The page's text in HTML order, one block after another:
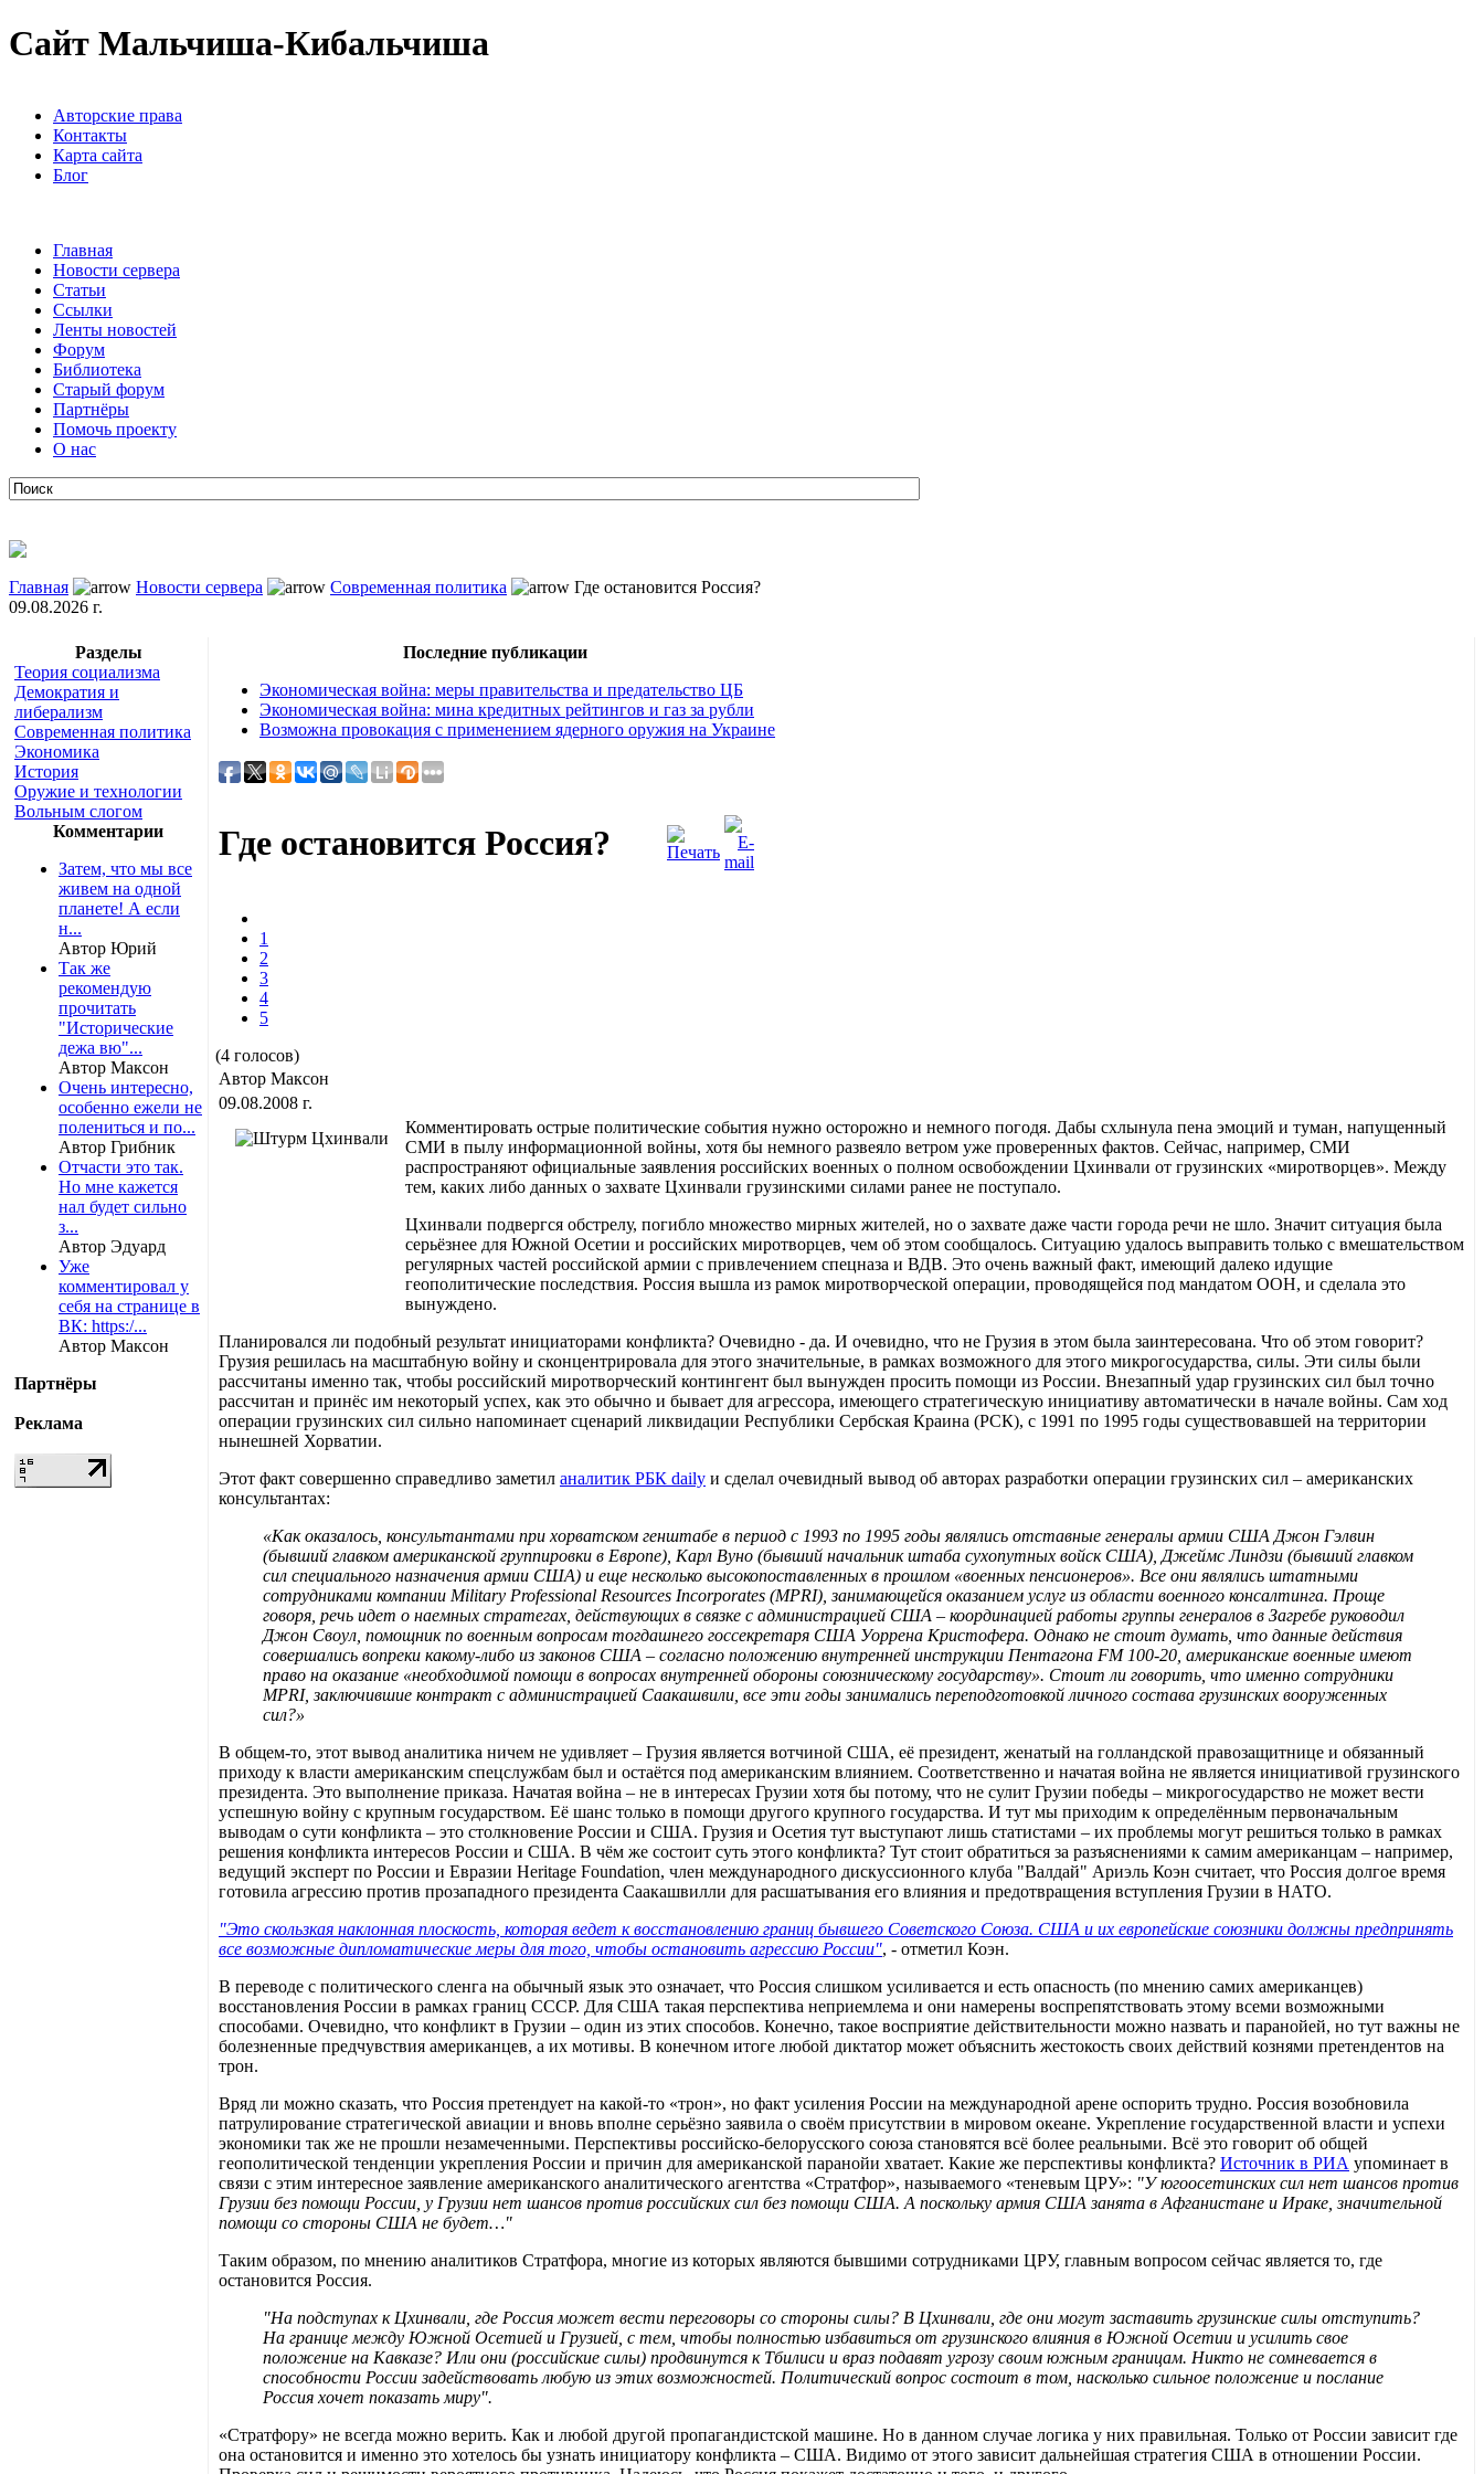
Сайт Мальчиша-Кибальчиша
Авторские права
Контакты
Карта сайта
Блог
Главная
Новости сервера
Статьи
Ссылки
Ленты новостей
Форум
Библиотека
Старый форум
Партнёры
Помочь проекту
О нас
Главная Новости сервера Современная политика
Где остановится Россия?
09.08.2026 г.
Разделы
Теория социализма
Демократия и
либерализм
Современная политика
Экономика
История
Оружие и технологии
Вольным слогом
Комментарии
Затем, что мы все
живем на одной
планете! А если
н...
Автор Юрий
Так же
рекомендую
прочитать
"Исторические
дежа вю"...
Автор Максон
Очень интересно,
особенно ежели не
полениться и по...
Автор Грибник
Отчасти это так.
Но мне кажется
нал будет сильно
з...
Автор Эдуард
Уже
комментировал у
себя на странице в
ВК: https:/...
Автор Максон
Партнёры
Реклама
Последние публикации
Экономическая война: меры правительства и предательство ЦБ
Экономическая война: мина кредитных рейтингов и газ за рубли
Возможна провокация с применением ядерного оружия на Украине
Где остановится Россия?
1
2
3
4
5
(4 голосов)
Автор Максон
09.08.2008 г.
Комментировать острые политические события нужно осторожно и немного погодя. Дабы схлынула пена эмоций и туман, напущенный
СМИ в пылу информационной войны, хотя бы немного развеяло ветром уже проверенных фактов. Сейчас, например, СМИ
распространяют официальные заявления российских военных о полном освобождении Цхинвали от грузинских «миротворцев». Между
тем, каких либо данных о захвате Цхинвали грузинскими силами ранее не поступало.
Цхинвали подвергся обстрелу, погибло множество мирных жителей, но о захвате даже части города речи не шло. Значит ситуация была
серьёзнее для Южной Осетии и российских миротворцев, чем об этом сообщалось. Ситуацию удалось выправить только с вмешательством
регулярных частей российской армии с привлечением спецназа и ВДВ. Это очень важный факт, имеющий далеко идущие
геополитические последствия. Россия вышла из рамок миротворческой операции, проводящейся под мандатом ООН, и сделала это
вынуждено.
Планировался ли подобный результат инициаторами конфликта? Очевидно - да. И очевидно, что не Грузия в этом была заинтересована. Что об этом говорит?
Грузия решилась на масштабную войну и сконцентрировала для этого значительные, в рамках возможного для этого микрогосударства, силы. Эти силы были
рассчитаны именно так, чтобы российский миротворческий контингент был вынужден просить помощи из России. Внезапный удар грузинских сил был точно
рассчитан и принёс им некоторый успех, как это обычно и бывает для агрессора, имеющего стратегическую инициативу автоматически в начале войны. Сам ход
операции грузинских сил сильно напоминает сценарий ликвидации Республики Сербская Краина (РСК), с 1991 по 1995 годы существовавшей на территории
нынешней Хорватии.
Этот факт совершенно справедливо заметил аналитик РБК daily и сделал очевидный вывод об авторах разработки операции грузинских сил – американских
консультантах:
«Как оказалось, консультантами при хорватском генштабе в период с 1993 по 1995 годы являлись отставные генералы армии США Джон Гэлвин
(бывший главком американской группировки в Европе), Карл Вуно (бывший начальник штаба сухопутных войск США), Джеймс Линдзи (бывший главком
сил специального назначения армии США) и еще несколько высокопоставленных в прошлом «военных пенсионеров». Все они являлись штатными
сотрудниками компании Military Professional Resources Incorporates (MPRI), занимающейся оказанием услуг из области военного консалтинга. Проще
говоря, речь идет о наемных стратегах, действующих в связке с администрацией США – координацией работы группы генералов в Загребе руководил
Джон Своул, помощник по военным вопросам тогдашнего госсекретаря США Уоррена Кристофера. Однако не стоит думать, что данные действия
совершались вопреки какому-либо из законов США – согласно положению внутренней инструкции Пентагона FM 100-20, американские военные имеют
право на оказание «необходимой помощи в вопросах внутренней обороны союзническому государству». Стоит ли говорить, что именно сотрудники
MPRI, заключившие контракт с администрацией Саакашвили, все эти годы занимались переподготовкой личного состава грузинских вооруженных
сил?»
В общем-то, этот вывод аналитика ничем не удивляет – Грузия является вотчиной США, её президент, женатый на голландской правозащитнице и обязанный
приходу к власти американским спецслужбам был и остаётся под американским влиянием. Соответственно и начатая война не является инициативой грузинского
президента. Это выполнение приказа. Начатая война – не в интересах Грузии хотя бы потому, что не сулит Грузии победы – микрогосударство не может вести
успешную войну с крупным государством. Её шанс только в помощи другого крупного государства. И тут мы приходим к определённым первоначальным
выводам о сути конфликта – это столкновение России и США. Грузия и Осетия тут выступают лишь статистами – их проблемы могут решиться только в рамках
решения конфликта интересов России и США. В чём же состоит суть этого конфликта? Тут стоит обратиться за разъяснениями к самим американцам – например,
ведущий эксперт по России и Евразии Heritage Foundation, член международного дискуссионного клуба "Валдай" Ариэль Коэн считает, что Россия долгое время
готовила агрессию против прозападного президента Саакашвилли для расшатывания его влияния и предотвращения вступления Грузии в НАТО.
"Это скользкая наклонная плоскость, которая ведет к восстановлению границ бывшего Советского Союза. США и их европейские союзники должны предпринять
все возможные дипломатические меры для того, чтобы остановить агрессию России", - отметил Коэн.
В переводе с политического сленга на обычный язык это означает, что Россия слишком усиливается и есть опасность (по мнению самих американцев)
восстановления России в рамках границ СССР. Для США такая перспектива неприемлема и они намерены воспрепятствовать этому всеми возможными
способами. Очевидно, что конфликт в Грузии – один из этих способов. Конечно, такое восприятие действительности можно назвать и паранойей, но тут важны не
болезненные предчувствия американцев, а их мотивы. В конечном итоге любой диктатор может объяснить жестокость своих действий кознями претендентов на
трон.
Вряд ли можно сказать, что Россия претендует на какой-то «трон», но факт усиления России на международной арене оспорить трудно. Россия возобновила
патрулирование стратегической авиации и вновь вполне серьёзно заявила о своём присутствии в мировом океане. Укрепление государственной власти и успехи
экономики так же не прошли незамеченными. Перспективы российско-белорусского союза становятся всё более реальными. Всё это говорит об общей
геополитической тенденции укрепления России и причин для американской паранойи хватает. Какие же перспективы конфликта? Источник в РИА упоминает в
связи с этим интересное заявление американского аналитического агентства «Стратфор», называемого «теневым ЦРУ»: "У югоосетинских сил нет шансов против
Грузии без помощи России, у Грузии нет шансов против российских сил без помощи США. А поскольку армия США занята в Афганистане и Ираке, значительной
помощи со стороны США не будет…"
Таким образом, по мнению аналитиков Стратфора, многие из которых являются бывшими сотрудниками ЦРУ, главным вопросом сейчас является то, где
остановится Россия.
"На подступах к Цхинвали, где Россия может вести переговоры со стороны силы? В Цхинвали, где они могут заставить грузинские силы отступить?
На границе между Южной Осетией и Грузией, с тем, чтобы полностью избавиться от грузинского влияния в Южной Осетии и усилить свое
положение на Кавказе? Или они (российские силы) продвинутся к Тбилиси и враз подавят угрозу своим южным границам. Никто не сомневается в
способности России задействовать любую из этих возможностей. Политический вопрос состоит в том, насколько сильное положение и послание
Россия хочет показать миру".
«Стратфору» не всегда можно верить. Как и любой другой пропагандистской машине. Но в данном случае логика у них правильная. Только от России зависит где
она остановится и именно это хотелось бы узнать инициатору конфликта – США. Видимо от этого зависит дальнейшая стратегия США в отношении России.